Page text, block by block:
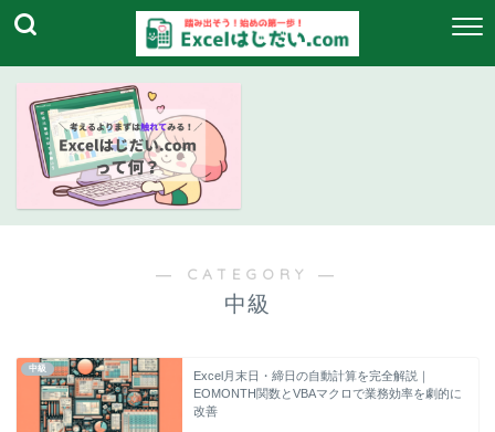
― CATEGORY ―
中級
中級
Excel月末日・締日の自動計算を完全解説｜
EOMONTH関数とVBAマクロで業務効率を劇的に
改善